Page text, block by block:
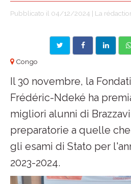
Pubblicato il 04/12/2024 | La
Congo
Il 30 novembre, la
Frédéric-Ndeké ha
migliori alunni di
preparatorie a quelle
gli esami di Stato per
2023-2024.